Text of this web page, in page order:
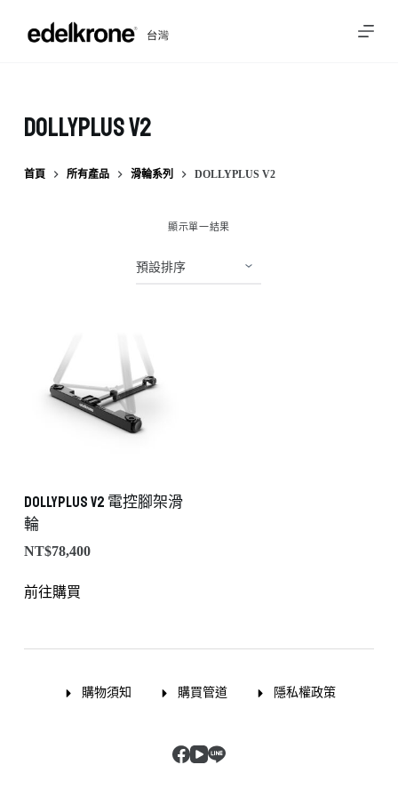
至
容
DollyPLUS v2
首頁 所有產品 滑輪系列 DOLLYPLUS V2
顯示單一結果
DollyPLUS v2 電控腳架滑
輪
NT$78,400
前往購買
購物須知 購買管道 隱私權政策